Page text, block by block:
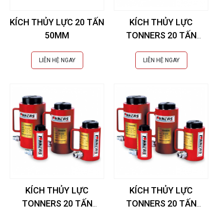
KÍCH THỦY LỰC 20 TẤN
50MM
LIÊN HỆ NGAY
KÍCH THỦY LỰC
TONNERS 20 TẤN
LIÊN HỆ NGAY
KÍCH THỦY LỰC
TONNERS 20 TẤN
KÍCH THỦY LỰC
TONNERS 20 TẤN